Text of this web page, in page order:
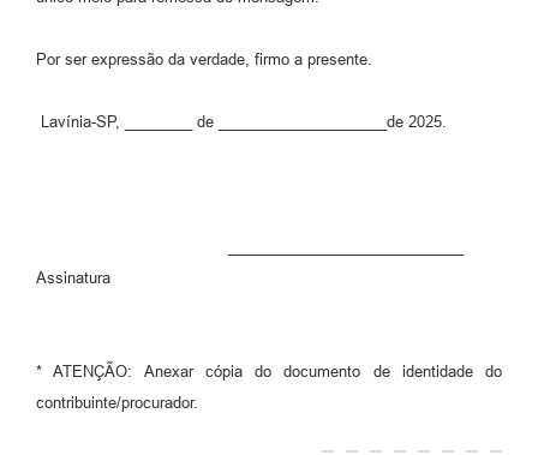
Por ser expressão da verdade, firmo a presente.
Lavínia-SP, ________ de ____________________de 2025.
Assinatura
* ATENÇÃO: Anexar cópia do documento de identidade do
contribuinte/procurador.